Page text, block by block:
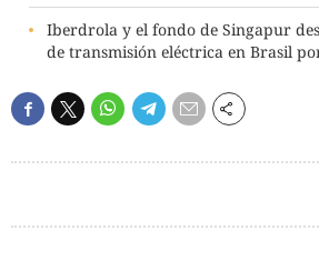
Iberdrola y el fondo de Singapur
de transmisión eléctrica en Brasil